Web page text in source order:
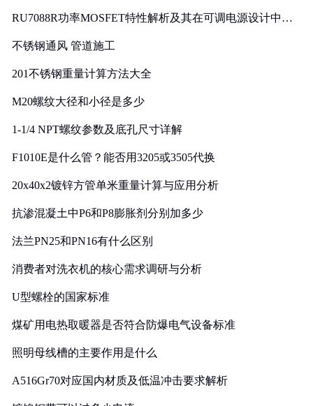
RU7088R功率MOSFET特性解析及其在可调电源设计中的
不锈钢通风 管道施工
201不锈钢重量计算方法大全
M20螺纹大径和小径是多少
1-1/4 NPT螺纹参数及底孔尺寸详解
F1010E是什么管？能否用3205或3505代换
20x40x2镀锌方管单米重量计算与应用分析
抗渗混凝土中P6和P8膨胀剂分别加多少
法兰PN25和PN16有什么区别
消费者对洗衣机的核心需求调研与分析
U型螺栓的国家标准
煤矿用电热取暖器是否符合防爆电气设备标准
照明母线槽的主要作用是什么
A516Gr70对应国内材质及低温冲击要求解析